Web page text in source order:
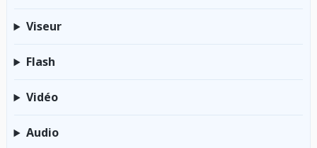
Viseur
Flash
Vidéo
Audio